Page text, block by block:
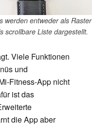
werden entweder als Raster
scrollbare Liste dargestellt.
Viele Funktionen
und
Fitness-App nicht
ist das
die App aber